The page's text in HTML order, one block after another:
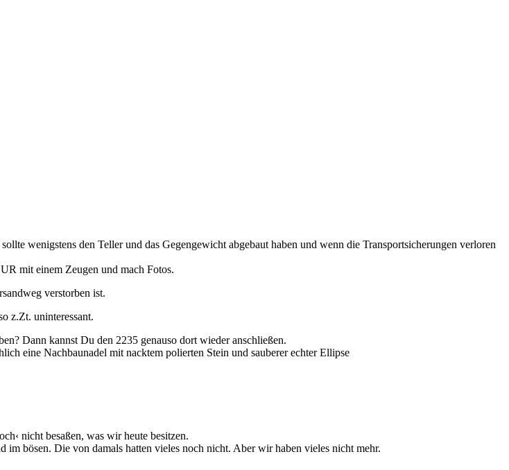
wenigstens den Teller und das Gegengewicht abgebaut haben und wenn die Transportsicherungen verloren
mit einem Zeugen und mach Fotos.
verstorben ist.
z.Zt. uninteressant.
Dann kannst Du den 2235 genauso dort wieder anschließen.
eine Nachbaunadel mit nacktem polierten Stein und sauberer echter Ellipse
nicht besaßen, was wir heute besitzen.
bösen. Die von damals hatten vieles noch nicht. Aber wir haben vieles nicht mehr.